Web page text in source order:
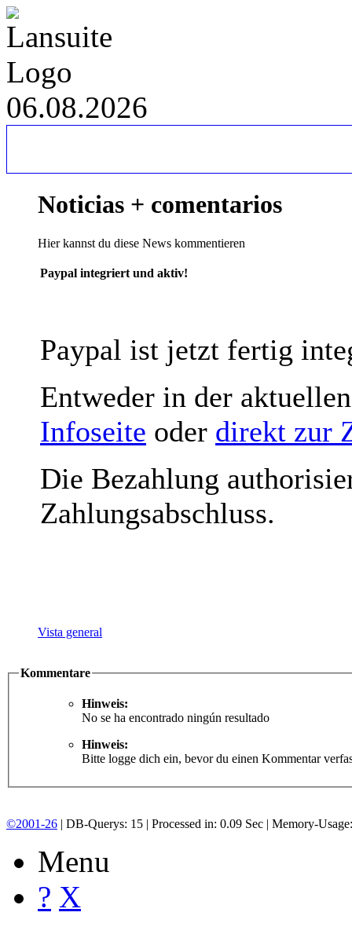
06.08.2026
Noticias + comentarios
Hier kannst du diese News kommentieren
Paypal integriert und aktiv!
Paypal ist jetzt fertig
Entweder in der
Infoseite oder direkt zur
Die Bezahlung
Zahlungsabschluss.
Vista general
Kommentare
Hinweis:
No se ha encontrado ningún resultado
Hinweis:
Bitte logge dich ein, bevor du einen Kommentar
©2001-26 | DB-Querys: 15 | Processed in: 0.09 Sec | Memory-
Menu
? X